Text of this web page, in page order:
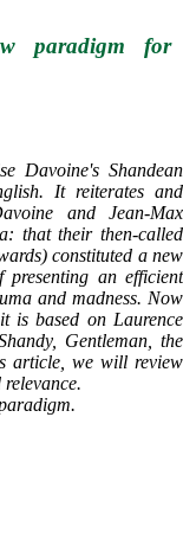
paradigm for
Davoine's Shandean
It reiterates and
and Jean-Max
that their then-called
constituted a new
presenting an efficient
and madness. Now
is based on Laurence
Gentleman, the
article, we will review